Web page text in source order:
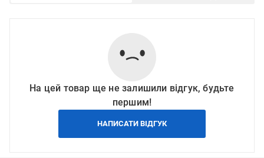
На цей товар ще не залишили відгук, будьте
першим!
НАПИСАТИ ВІДГУК